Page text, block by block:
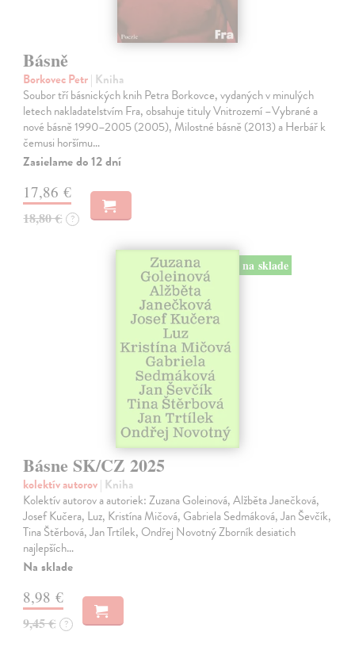
Básně
Borkovec Petr| Kniha
Soubor tří básnických knih Petra Borkovce, vydaných v minulých
letech nakladatelstvím Fra, obsahuje tituly Vnitrozemí –Vybrané a
nové básně 1990–2005 (2005), Milostné básně (2013) a Herbář k
čemusi horšímu…
Zasielame do 12 dní
17,86 €
18,80 € ?
na sklade
Básne SK/CZ 2025
kolektív autorov| Kniha
Kolektív autorov a autoriek: Zuzana Goleinová, Alžběta Janečková,
Josef Kučera, Luz, Kristína Mičová, Gabriela Sedmáková, Jan Ševčík,
Tina Štěrbová, Jan Trtílek, Ondřej Novotný Zborník desiatich
najlepších…
Na sklade
8,98 €
9,45 € ?